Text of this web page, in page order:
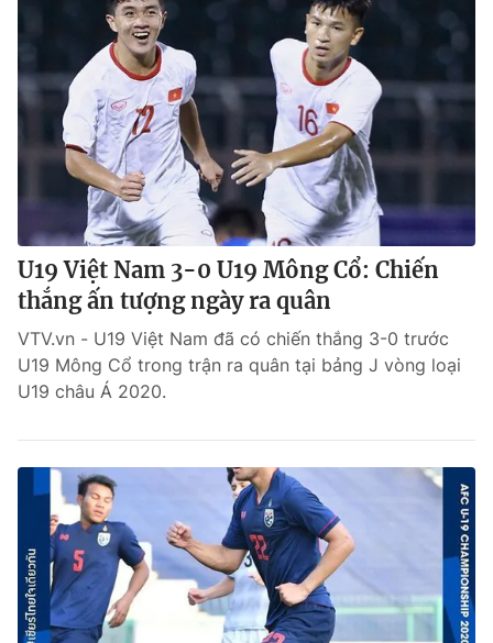
U19 Việt Nam 3-0 U19 Mông Cổ: Chiến
thắng ấn tượng ngày ra quân
VTV.vn - U19 Việt Nam đã có chiến thắng 3-0 trước
U19 Mông Cổ trong trận ra quân tại bảng J vòng loại
U19 châu Á 2020.